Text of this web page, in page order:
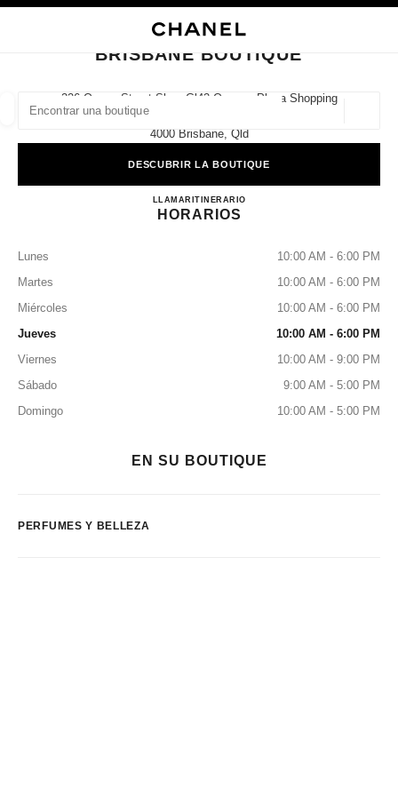
las sugerencias se muestran debajo de esta barra de búsqueda
0 Sugerencias disponibles
CERRAR TARJETA DE BOUTIQUE BRISBANE BOUTIQUE
BRISBANE BOUTIQUE
226 Queen Street Shop Gl42 Queens Plaza Shopping
4000 Brisbane, Qld
DESCUBRIR LA BOUTIQUE
LLAMAR1300 242 635
ITINERARIOBRISBANE BOUTIQUE
HORARIOS
Lunes
10:00 AM - 6:00 PM
Martes
10:00 AM - 6:00 PM
Miércoles
10:00 AM - 6:00 PM
Jueves
10:00 AM - 6:00 PM
Viernes
10:00 AM - 9:00 PM
Sábado
9:00 AM - 5:00 PM
Domingo
10:00 AM - 5:00 PM
EN SU BOUTIQUE
PERFUMES Y BELLEZA
resultado de los filtros por:
MODA GAFAS RELOJERÍA Y JOYERÍA